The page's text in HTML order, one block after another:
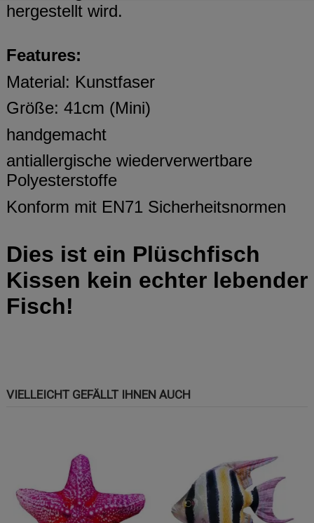
hergestellt wird.
Features:
Material: Kunstfaser
Größe: 41cm (Mini)
handgemacht
antiallergische wiederverwertbare
Polyesterstoffe
Konform mit EN71 Sicherheitsnormen
Dies ist ein Plüschfisch
Kissen kein echter lebender
Fisch!
VIELLEICHT GEFÄLLT IHNEN AUCH